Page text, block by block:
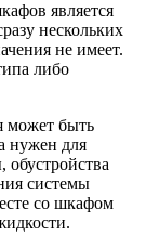
является
нескольких
не имеет.
либо
может быть
нужен для
системы
со шкафом